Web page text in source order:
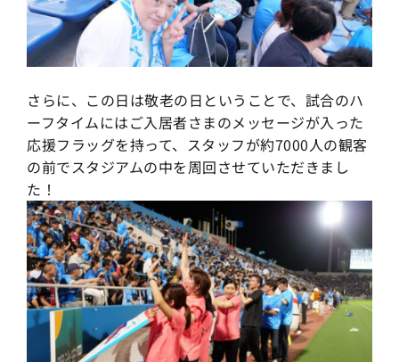
さらに、この日は敬老の日ということで、試合のハ
ーフタイムにはご入居者さまのメッセージが入った
応援フラッグを持って、スタッフが約7000人の観客
の前でスタジアムの中を周回させていただきまし
た！